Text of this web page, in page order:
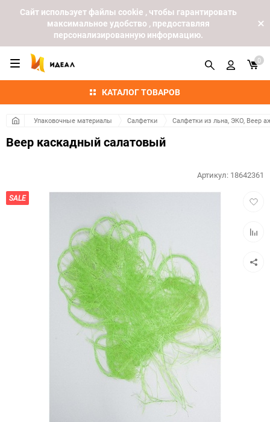
Cайт использует файлы cookie , чтобы гарантировать
максимальное удобство , предоставляя
персонализированную информацию.
КАТАЛОГ ТОВАРОВ
0
Упаковочные материалы Салфетки Салфетки из льна, ЭКО, Веер
Веер каскадный салатовый
SALE
Артикул: 18642361